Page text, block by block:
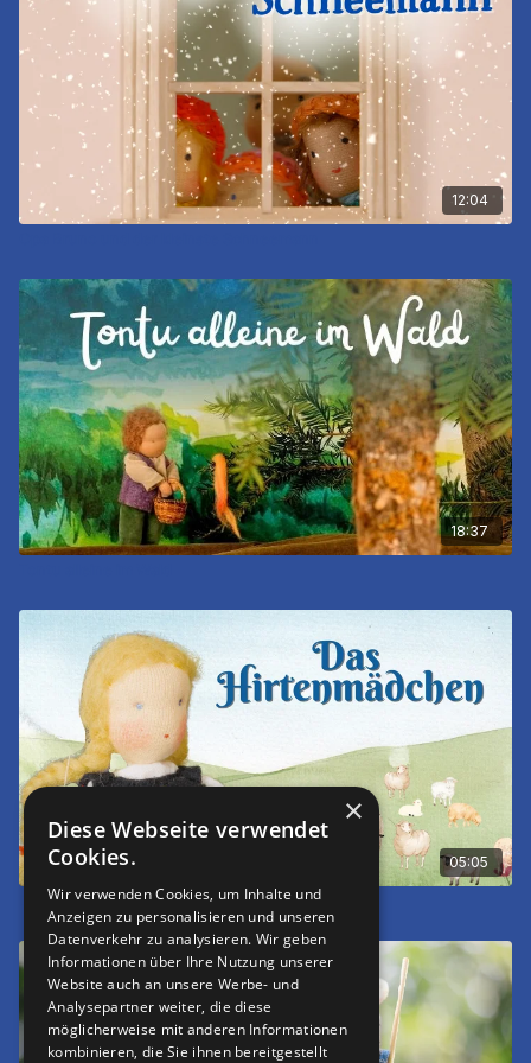
12:04
18:37
05:05
Das Hirtenmädchen
×
Diese Webseite verwendet
Cookies.
Wir verwenden Cookies, um Inhalte und
Anzeigen zu personalisieren und unseren
Datenverkehr zu analysieren. Wir geben
Informationen über Ihre Nutzung unserer
Website auch an unsere Werbe- und
Analysepartner weiter, die diese
möglicherweise mit anderen Informationen
kombinieren, die Sie ihnen bereitgestellt